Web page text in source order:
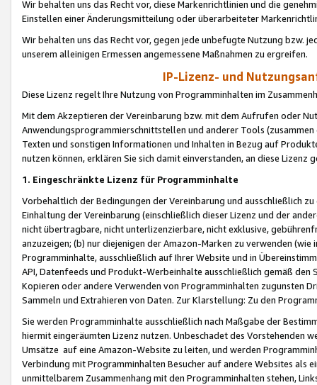
Wir behalten uns das Recht vor, diese Markenrichtlinien und die
Einstellen einer Änderungsmitteilung oder überarbeiteter
Wir behalten uns das Recht vor, gegen jede unbefugte Nutzung bzw.
unserem alleinigen Ermessen angemessene Maßnahmen zu ergreifen.
IP-Lizenz- und
Diese Lizenz regelt Ihre Nutzung von Programminhalten im
Mit dem Akzeptieren der Vereinbarung bzw. mit dem Aufrufen oder
Anwendungsprogrammierschnittstellen und anderer Tools (zusammen
Texten und sonstigen Informationen und Inhalten in Bezug auf
nutzen können, erklären Sie sich damit einverstanden, an diese Lizenz
1. Eingeschränkte Lizenz für Programminhalte
Vorbehaltlich der Bedingungen der Vereinbarung und ausschließlich
Einhaltung der Vereinbarung (einschließlich dieser Lizenz und der
nicht übertragbare, nicht unterlizenzierbare, nicht exklusive,
anzuzeigen; (b) nur diejenigen der Amazon-Marken zu verwenden
Programminhalte, ausschließlich auf Ihrer Website und in
API, Datenfeeds und Produkt-Werbeinhalte ausschließlich gemäß
Kopieren oder andere Verwenden von Programminhalten zugunsten
Sammeln und Extrahieren von Daten. Zur Klarstellung: Zu den
Sie werden Programminhalte ausschließlich nach Maßgabe der
hiermit eingeräumten Lizenz nutzen. Unbeschadet des Vorstehenden
Umsätze auf eine Amazon-Website zu leiten, und werden
Verbindung mit Programminhalten Besucher auf andere Websites als
unmittelbarem Zusammenhang mit den Programminhalten stehen,